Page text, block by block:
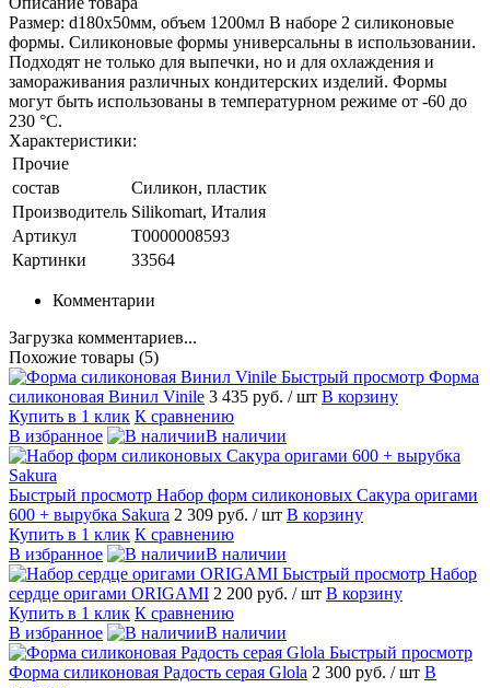
Размер: d180x50мм, объем 1200мл В наборе 2 силиконовые
формы. Силиконовые формы универсальны в использовании.
Подходят не только для выпечки, но и для охлаждения и
замораживания различных кондитерских изделий. Формы
могут быть использованы в температурном режиме от -60 до
230 °С.
Характеристики:
Прочие
состав
Силикон, пластик
Производитель Silikomart, Италия
Артикул
T0000008593
Картинки
33564
Комментарии
Загрузка комментариев...
Похожие товары (5)
Быстрый просмотр Форма
силиконовая Винил Vinile 3 435 руб. / шт В корзину
Купить в 1 клик К сравнению
В избранное
В наличии
Быстрый просмотр Набор форм силиконовых Сакура оригами
600 + вырубка Sakura 2 309 руб. / шт В корзину
Купить в 1 клик К сравнению
В избранное
В наличии
Быстрый просмотр Набор
сердце оригами ORIGAMI 2 200 руб. / шт В корзину
Купить в 1 клик К сравнению
В избранное
В наличии
Быстрый просмотр
Форма силиконовая Радость серая Glola 2 300 руб. / шт В